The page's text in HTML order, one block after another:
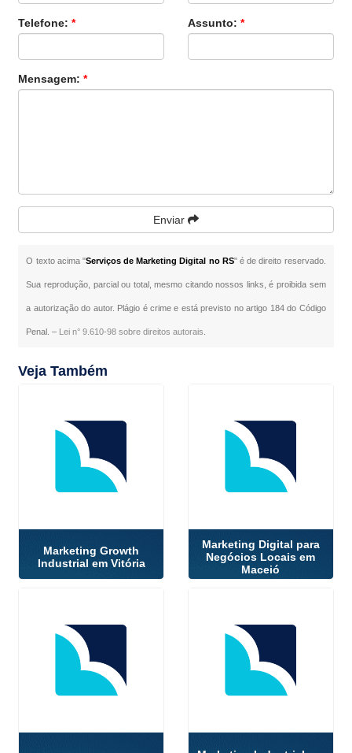
Telefone:* Assunto: *
Mensagem:*
Enviar
O texto acima "Serviços de Marketing Digital no RS" é de direito reservado.
Sua reprodução, parcial ou total, mesmo citando nossos links, é proibida sem
a autorização do autor. Plágio é crime e está previsto no artigo 184 do Código
Penal. – Lei n° 9.610-98 sobre direitos autorais
Veja Também
Marketing Growth
Industrial em Vitória
Marketing Digital para
Negócios Locais em
Maceió